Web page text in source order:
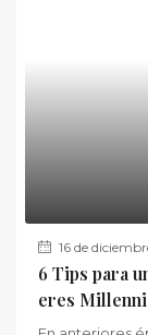
16 de
6 Tips para
eres